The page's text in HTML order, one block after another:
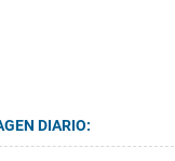
DIARIO: